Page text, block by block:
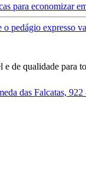
para economizar
o pedágio expresso
e de qualidade para
das Falcatas,